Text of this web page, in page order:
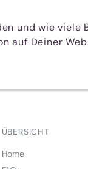
und wie
auf Deiner
ÜBERSICHT
Home